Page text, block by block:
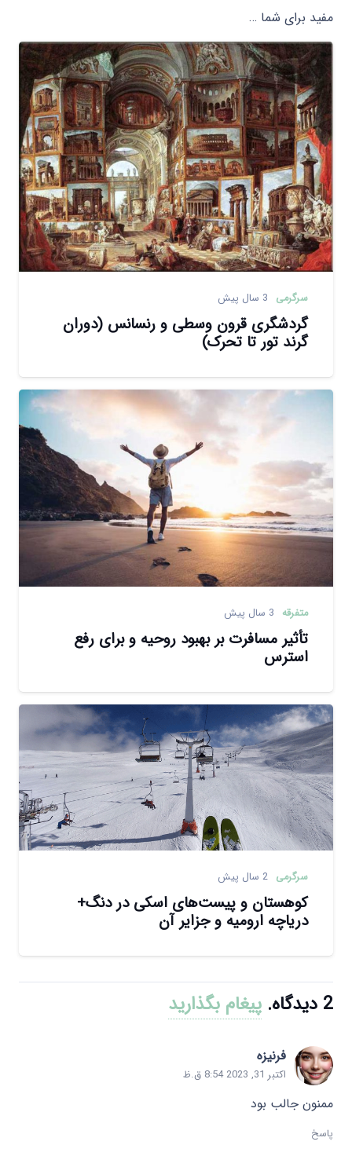
مفید برای شما …
سرگرمی 3 سال پیش
گردشگری قرون وسطی و رنسانس (دوران
گرند تور تا تحرک)
متفرقه 3 سال پیش
تأثیر مسافرت بر بهبود روحیه و برای رفع
استرس
سرگرمی 2 سال پیش
کوهستان‌ و پیست‌های اسکی در دنگ+
دریاچه ارومیه و جزایر آن
2 دیدگاه. پیغام بگذارید
فرنیزه
اکتبر 31, 2023 8:54 ق.ظ
ممنون جالب بود
پاسخ